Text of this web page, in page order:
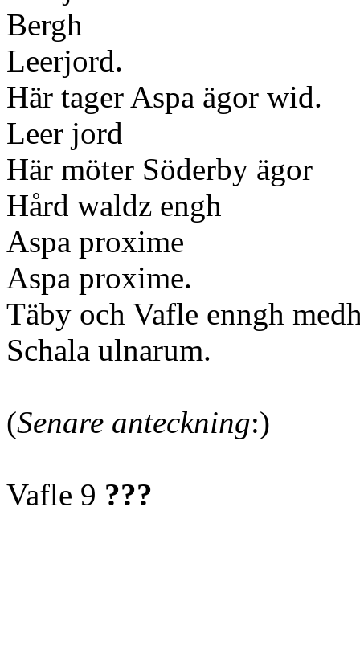
Bergh
Leerjord.
Här tager Aspa ägor wid.
Leer jord
Här möter Söderby ägor
Hård waldz engh
Aspa proxime
Aspa proxime.
Täby och Vafle enngh
Schala ulnarum.
(Senare anteckning:)
Vafle 9 ???